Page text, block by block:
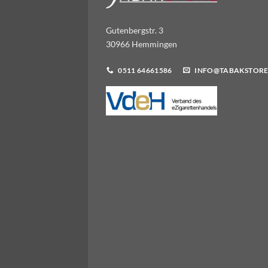
Gutenbergstr. 3
30966 Hemmingen
0511 64661586